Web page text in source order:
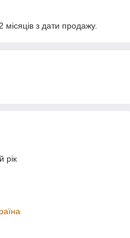
місяців з дати продажу.
рік